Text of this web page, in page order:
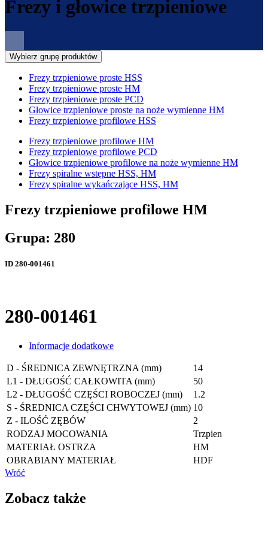
Frezy i głowice trzpieniowe
Wybierz grupę produktów
Frezy trzpieniowe proste HSS
Frezy trzpieniowe proste HM
Frezy trzpieniowe proste PCD
Głowice trzpieniowe proste na noże wymienne HM
Frezy trzpieniowe profilowe HSS
Frezy trzpieniowe profilowe HM
Frezy trzpieniowe profilowe PCD
Głowice trzpieniowe profilowe na noże wymienne HM
Frezy spiralne wstępne HSS, HM
Frezy spiralne wykańczające HSS, HM
Frezy trzpieniowe profilowe HM
Grupa: 280
ID 280-001461
280-001461
Informacje dodatkowe
D - ŚREDNICA ZEWNĘTRZNA (mm)
14
L1 - DŁUGOŚĆ CAŁKOWITA (mm)
50
L2 - DŁUGOŚĆ CZĘŚCI ROBOCZEJ (mm)
1.2
S - ŚREDNICA CZĘŚCI CHWYTOWEJ (mm) 10
Z - ILOŚĆ ZĘBÓW
2
RODZAJ MOCOWANIA
Trzpien
MATERIAŁ OSTRZA
HM
OBRABIANY MATERIAŁ
HDF
Wróć
Zobacz także